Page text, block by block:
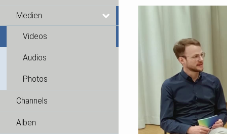
Medien
Videos
Audios
Photos
Channels
Alben